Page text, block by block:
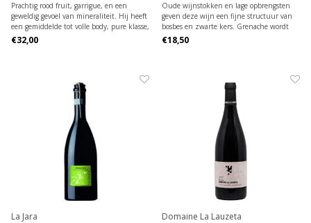
Prachtig rood fruit, garrigue, en een
geweldig gevoel van mineraliteit. Hij heeft
een gemiddelde tot volle body, pure klasse,
en rijkdom zonder gewicht.
€32,00
Oude wijnstokken en lage opbrengsten
geven deze wijn een fijne structuur van
bosbes en zwarte kers. Grenache wordt
gefermenteerd in macération carbonique
wat een aromatische lift geeft. Soepel en
€18,50
La Jara Domaine La Lauzeta